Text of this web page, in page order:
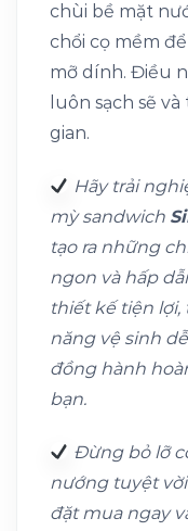
chùi bề mặt
chổi cọ mềm
mỡ dính. Điều
luôn sạch sẽ
gian.
Hãy trải
mỳ sandwich
tạo ra những
ngon và hấp
thiết kế tiện lợi,
năng vệ sinh
đồng hành
bạn.
Đừng bỏ lỡ
nướng tuyệt
đặt mua ngay